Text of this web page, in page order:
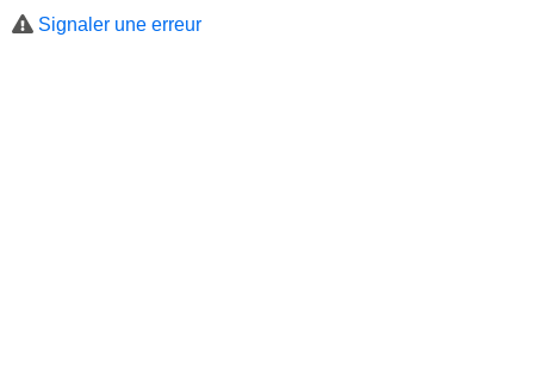
Signaler une erreur